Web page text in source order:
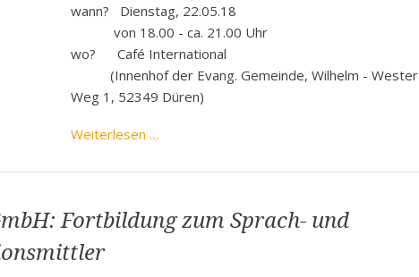
Passpflicht
Freiwillige Rückkehr
Bank
Rundfunkbeitrag
Strafen
Wichtige Adressen
wann? Dienstag, 22.05.18
von 18.00 - ca. 21.00 Uhr
wo? Café International
(Innenhof der Evang. Gemeinde, Wilhelm - Wester
Weg 1, 52349 Düren)
Weiterlesen …
CAFÈ
Fortbildung zum Sprach- und